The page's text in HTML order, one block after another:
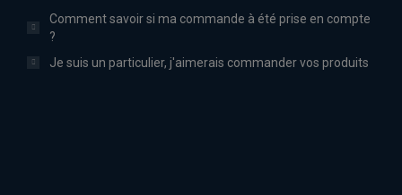
Comment savoir si ma commande à été prise en compte
?
Je suis un particulier, j'aimerais commander vos produits